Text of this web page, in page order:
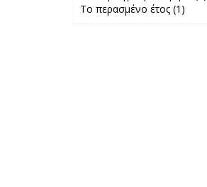
Το περασμένο έτος (1)